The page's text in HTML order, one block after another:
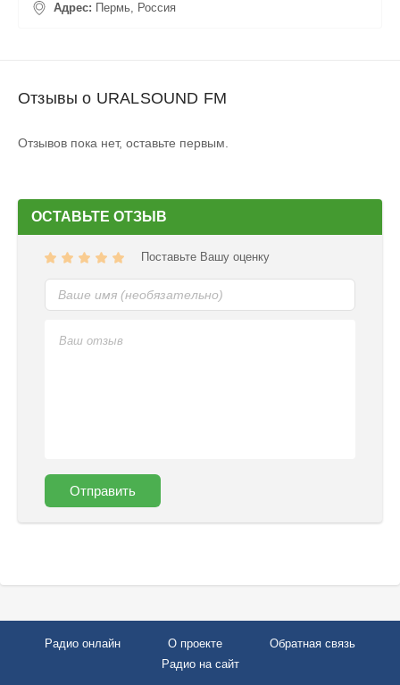
Адрес: Пермь, Россия
Отзывы о URALSOUND FM
Отзывов пока нет, оставьте первым.
ОСТАВЬТЕ ОТЗЫВ
Поставьте Вашу оценку
Отправить
Радио онлайн О проекте
Обратная связь
Радио на сайт